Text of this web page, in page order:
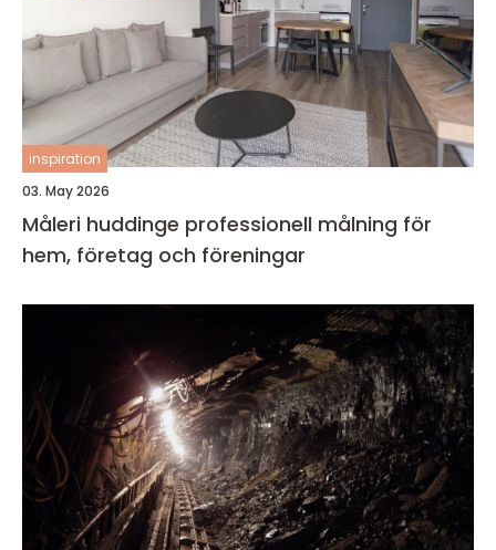
inspiration
03. May 2026
Måleri huddinge professionell målning för
hem, företag och föreningar